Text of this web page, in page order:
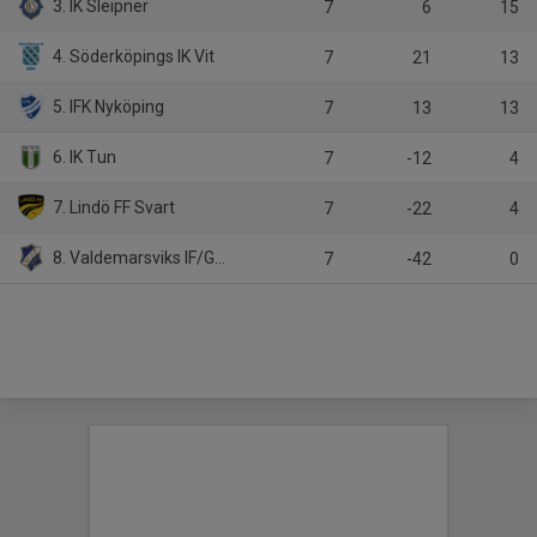
3. IK Sleipner 7 6 15
4. Söderköpings IK Vit 7 21 13
5. IFK Nyköping 7 13 13
6. IK Tun 7 -12 4
7. Lindö FF Svart 7 -22 4
8. Valdemarsviks IF/Gusums IF Blå 7 -42 0